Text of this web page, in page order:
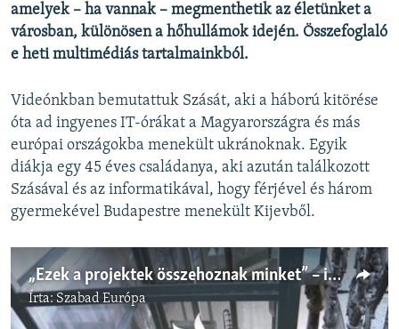
amelyek – ha vannak – megmenthetik az életünket a
városban, különösen a hőhullámok idején. Összefoglaló
e heti multimédiás tartalmainkból.
Videónkban bemutattuk Szását, aki a háború kitörése
óta ad ingyenes IT-órákat a Magyarországra és más
európai országokba menekült ukránoknak. Egyik
diákja egy 45 éves családanya, aki azután találkozott
Szásával és az informatikával, hogy férjével és három
gyermekével Budapestre menekült Kijevből.
„Ezek a projektek összehoznak minket” – ingyenes IT-órákat ad ukrán menekülteknek egy fiatal orosz nő
Írta: Szabad Európa